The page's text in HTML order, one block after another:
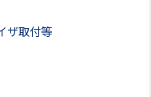
ザ取付等